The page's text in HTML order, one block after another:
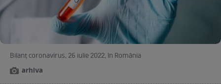
Bilanţ coronavirus, 26 iulie 2022, în România
arhiva